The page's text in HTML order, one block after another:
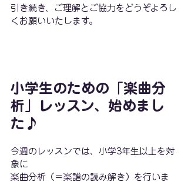
引き続き、ご理解とご協力をどうぞよろし
くお願いいたします。
小学生のための「楽曲分
析」レッスン、始めまし
た♪
今週のレッスンでは、小学3年生以上を対
象に
楽曲分析（＝楽譜の読み解き）を行いま